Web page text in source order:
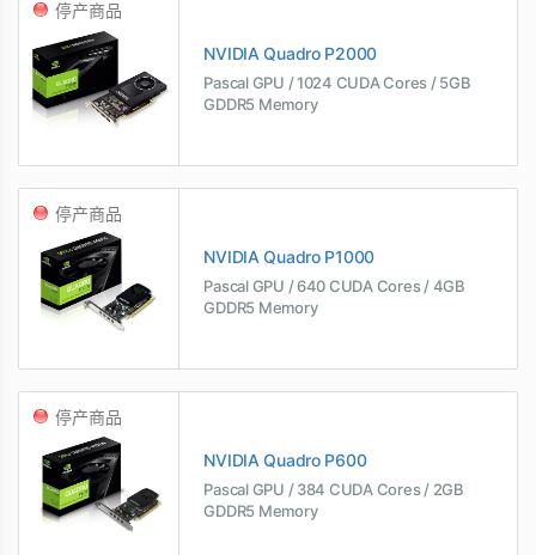
停产商品
NVIDIA Quadro P2000
Pascal GPU / 1024 CUDA Cores / 5GB
GDDR5 Memory
停产商品
NVIDIA Quadro P1000
Pascal GPU / 640 CUDA Cores / 4GB
GDDR5 Memory
停产商品
NVIDIA Quadro P600
Pascal GPU / 384 CUDA Cores / 2GB
GDDR5 Memory